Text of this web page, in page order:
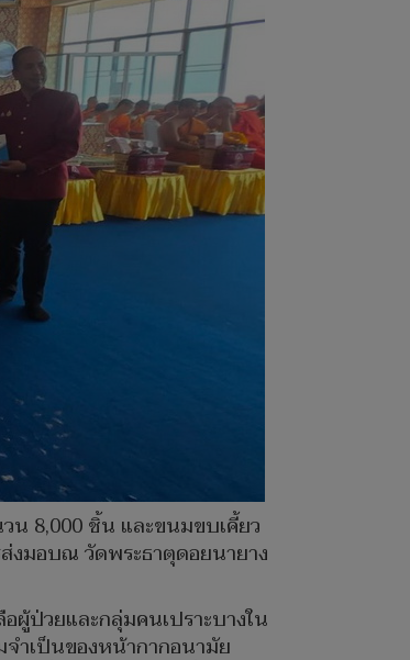
น 8,000 ชิ้น และขนมขบเคี้ยว
งมอบณ วัดพระธาตุดอยนายาง
ผู้ป่วยและกลุ่มคนเปราะบางใน
ำเป็นของหน้ากากอนามัย